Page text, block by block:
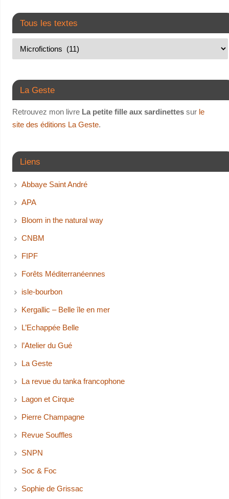
Tous les textes
La Geste
Retrouvez mon livre La petite fille aux sardinettessur le
site des éditions La Geste.
Liens
Abbaye Saint André
APA
Bloom in the natural way
CNBM
FIPF
Forêts Méditerranéennes
isle-bourbon
Kergallic – Belle île en mer
L’Echappée Belle
l’Atelier du Gué
La Geste
La revue du tanka francophone
Lagon et Cirque
Pierre Champagne
Revue Souffles
SNPN
Soc & Foc
Sophie de Grissac